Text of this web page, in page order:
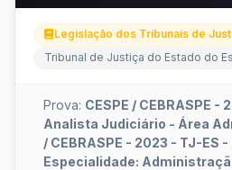
Legislação dos Tribunais de
Tribunal de Justiça do Estado do
Prova: CESPE / CEBRASPE -
Analista Judiciário - Área
/ CEBRASPE - 2023 - TJ-ES
Especialidade: